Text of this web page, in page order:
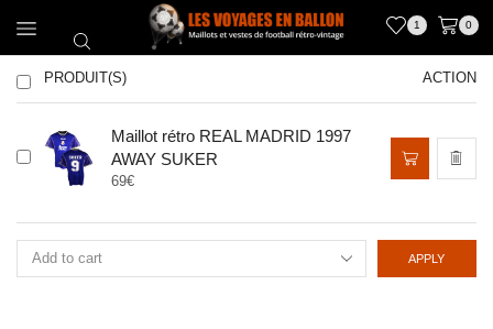
1 0
PRODUIT(S) ACTION
Maillot rétro REAL MADRID 1997
AWAY SUKER
69€
produit
variations.
Les
optionsAPPLY